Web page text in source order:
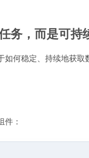
务，而是可持
如何稳定、持续地获
：